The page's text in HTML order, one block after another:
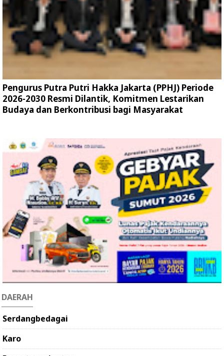
Pengurus Putra Putri Hakka Jakarta (PPHJ) Periode
2026-2030 Resmi Dilantik, Komitmen Lestarikan
Budaya dan Berkontribusi bagi Masyarakat
DAERAH
Serdangbedagai
Karo